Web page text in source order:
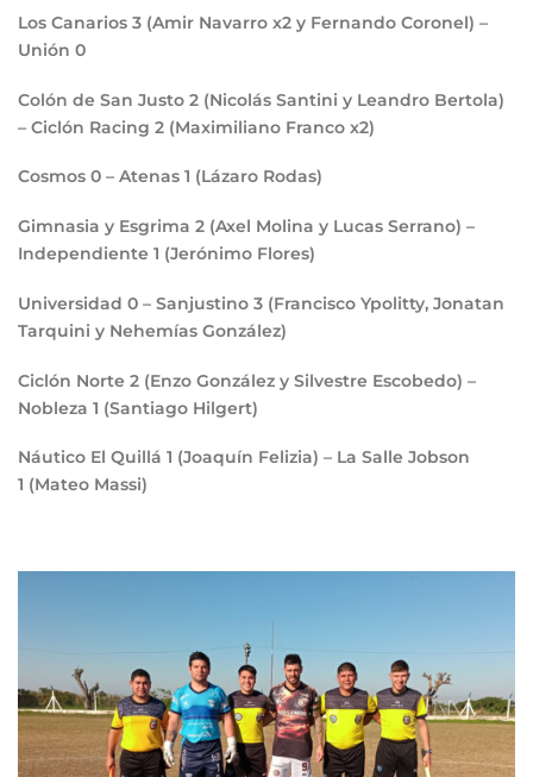
Los Canarios 3 (Amir Navarro x2 y Fernando Coronel) –
Unión 0
Colón de San Justo 2 (Nicolás Santini y Leandro Bertola)
– Ciclón Racing 2 (Maximiliano Franco x2)
Cosmos 0 – Atenas 1 (Lázaro Rodas)
Gimnasia y Esgrima 2 (Axel Molina y Lucas Serrano) –
Independiente 1 (Jerónimo Flores)
Universidad 0 – Sanjustino 3 (Francisco Ypolitty, Jonatan
Tarquini y Nehemías González)
Ciclón Norte 2 (Enzo González y Silvestre Escobedo) –
Nobleza 1 (Santiago Hilgert)
Náutico El Quillá 1 (Joaquín Felizia) – La Salle Jobson
1 (Mateo Massi)